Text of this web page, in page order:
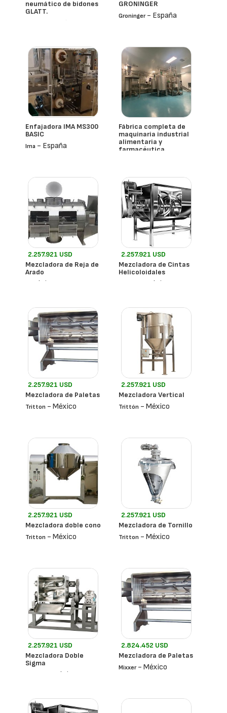
neumático de bidones
GLATT.
- España
GRONINGER
Groninger- España
Enfajadora IMA MS300
BASIC
Ima - España
Fábrica completa de
maquinaria industrial
alimentaria y
farmacéutica.
2.257.921 USD
Mezcladora de Reja de
Arado
- México
2.257.921 USD
Mezcladora de Cintas
Helicoloidales
- México
2.257.921 USD
Mezcladora de Paletas
Tritton - México
2.257.921 USD
Mezcladora Vertical
Trittón - México
2.257.921 USD
Mezcladora doble cono
Tritton - México
2.257.921 USD
Mezcladora de Tornillo
Tritton - México
2.257.921 USD
Mezcladora Doble
Sigma
- México
2.824.452 USD
Mezcladora de Paletas
Mixxer- México